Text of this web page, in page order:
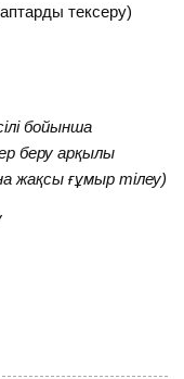
тексеру)
бойынша
беру арқылы
жақсы ғұмыр тілеу)